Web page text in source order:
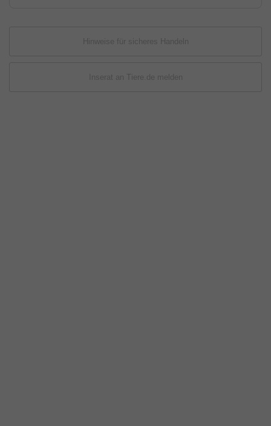
Hinweise für sicheres Handeln
Inserat an Tiere.de melden